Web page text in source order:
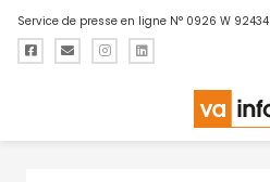
Service de presse en ligne N° 0926 W 92434